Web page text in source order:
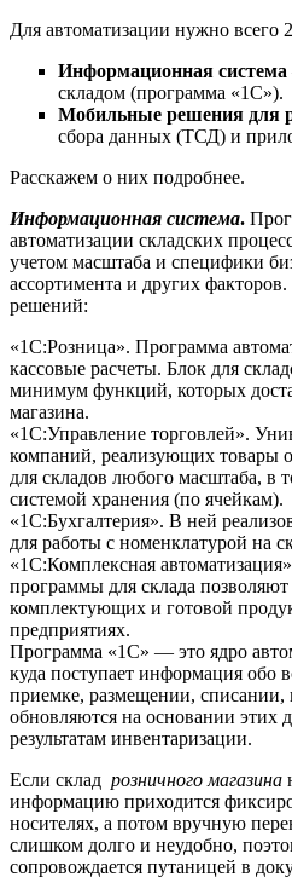
Для автоматизации нужно всего
Информационная система
складом (программа «1С»).
Мобильные решения для
сбора данных (ТСД) и
Расскажем о них подробнее.
Информационная система.
автоматизации складских
учетом масштаба и специфики
ассортимента и других
решений:
«1С:Розница». Программа
кассовые расчеты. Блок для
минимум функций, которых
магазина.
«1С:Управление торговлей».
компаний, реализующих товары
для складов любого масштаба, в
системой хранения (по ячейкам).
«1С:Бухгалтерия». В ней
для работы с номенклатурой на
«1С:Комплексная
программы для склада позволяют
комплектующих и готовой
предприятиях.
Программа «1С» — это ядро
куда поступает информация обо
приемке, размещении, списании,
обновляются на основании этих
результатам инвентаризации.
Если склад розничного магазина
информацию приходится
носителях, а потом вручную
слишком долго и неудобно,
сопровождается путаницей в